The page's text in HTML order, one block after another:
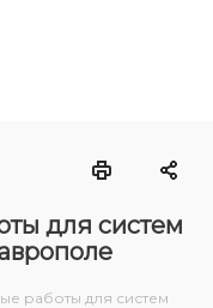
для систем
работы для систем